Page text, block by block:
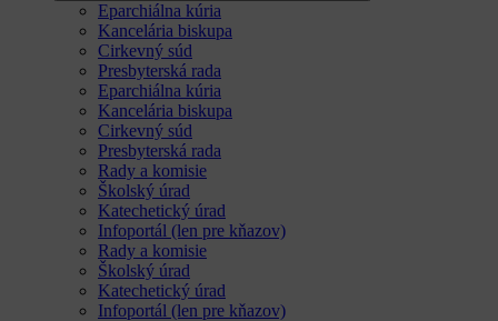
Eparchiálna kúria
Kancelária biskupa
Cirkevný súd
Presbyterská rada
Eparchiálna kúria
Kancelária biskupa
Cirkevný súd
Presbyterská rada
Rady a komisie
Školský úrad
Katechetický úrad
Infoportál (len pre kňazov)
Rady a komisie
Školský úrad
Katechetický úrad
Infoportál (len pre kňazov)